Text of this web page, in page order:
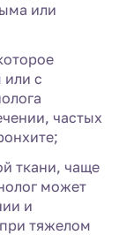
или
с
частых
ткани, чаще
может
и
тяжелом